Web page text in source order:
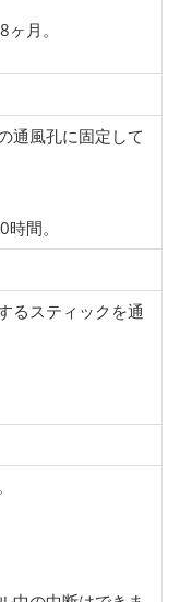
月。
通風孔に固定して
間。
るスティックを通